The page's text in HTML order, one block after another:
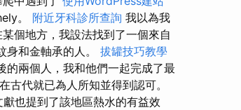
。 附近牙科診所查詢 我以為我
某個地方，我設法找到了一個來自
和金軸承的人。 拔罐技巧教學
的兩個人，我和他們一起完成了最
代就已為人所知並得到認可。
也提到了該地區熱水的有益效